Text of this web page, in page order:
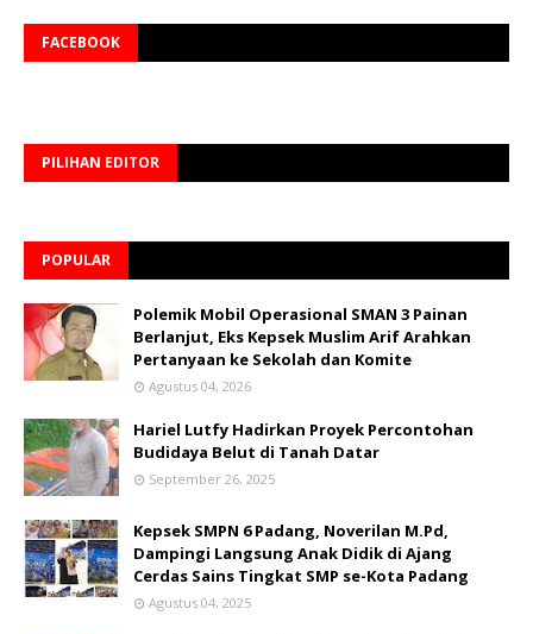
FACEBOOK
PILIHAN EDITOR
POPULAR
Polemik Mobil Operasional SMAN 3 Painan
Berlanjut, Eks Kepsek Muslim Arif Arahkan
Pertanyaan ke Sekolah dan Komite
Agustus 04, 2026
Hariel Lutfy Hadirkan Proyek Percontohan
Budidaya Belut di Tanah Datar
September 26, 2025
Kepsek SMPN 6 Padang, Noverilan M.Pd,
Dampingi Langsung Anak Didik di Ajang
Cerdas Sains Tingkat SMP se-Kota Padang
Agustus 04, 2025